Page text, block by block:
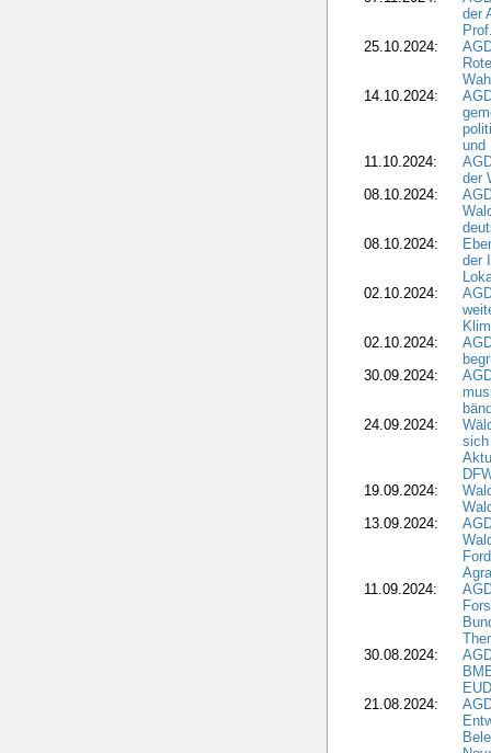
der
25.10.2024:
14.10.2024:
und
11.10.2024:
der
08.10.2024:
08.10.2024:
der
02.10.2024:
02.10.2024:
30.09.2024:
24.09.2024:
sich
19.09.2024:
13.09.2024:
11.09.2024:
30.08.2024:
21.08.2024: